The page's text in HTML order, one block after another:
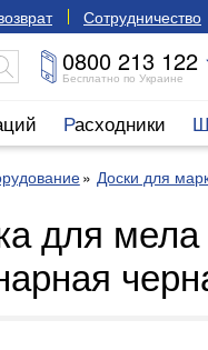
Сотрудничество
0800 213 122
Бесплатно по Украине
Расходники
Доски для
для